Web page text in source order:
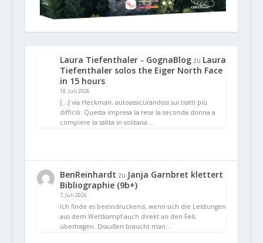
Laura Tiefenthaler - GognaBlogzu Laura
Tiefenthaler solos the Eiger North Face
in 15 hours
10. Juli 2026
[…] via Heckmair, autoassicurandosi sui tratti più
difficili. Questa impresa la rese la seconda donna a
compiere la salita in solitaria…
BenReinhardt zu Janja Garnbret klettert
Bibliographie (9b+)
7. Juli 2026
Ich finde es beeindruckend, wenn sich die Leistungen
aus dem Wettkampf auch direkt an den Fels
übertragen. Draußen braucht man…